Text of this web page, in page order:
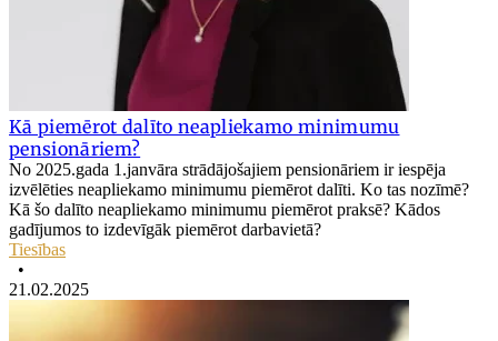
Kā piemērot dalīto neapliekamo minimumu
pensionāriem?
No 2025.gada 1.janvāra strādājošajiem pensionāriem ir iespēja
izvēlēties neapliekamo minimumu piemērot dalīti. Ko tas nozīmē?
Kā šo dalīto neapliekamo minimumu piemērot praksē? Kādos
gadījumos to izdevīgāk piemērot darbavietā?
Tiesības
•
21.02.2025